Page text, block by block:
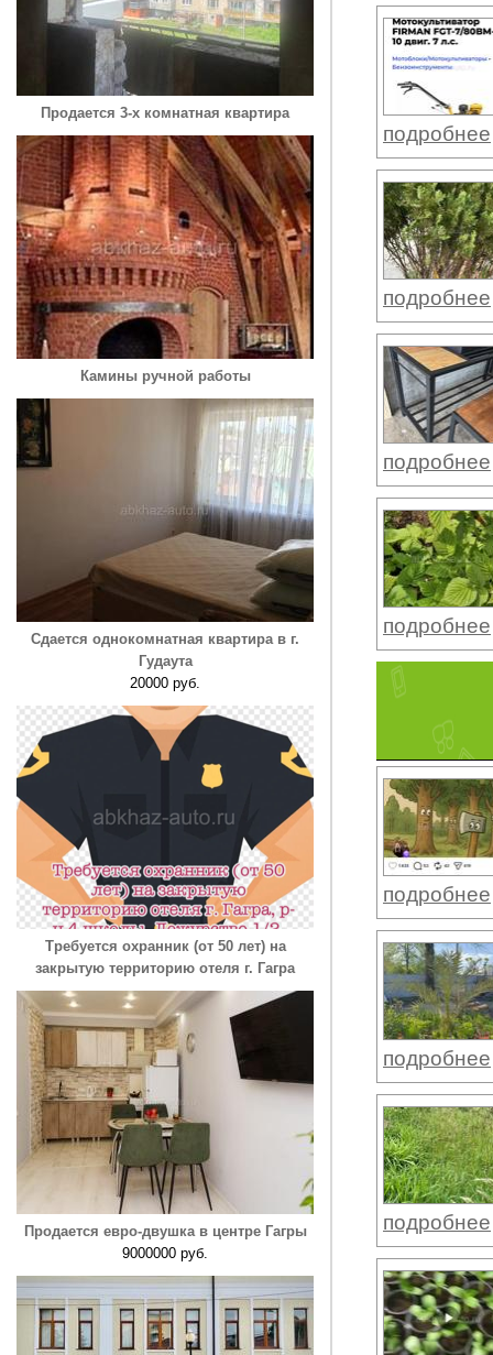
Продается 3-х комнатная квартира
Камины ручной работы
Сдается однокомнатная квартира в г.
Гудаута
20000 руб.
Требуется охранник (от 50 лет) на
закрытую территорию отеля г. Гагра
Продается евро-двушка в центре Гагры
9000000 руб.
подробнее
подробнее
подробнее
подробнее
подробнее
подробнее
подробнее